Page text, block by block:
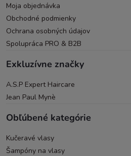
Moja objednávka
Obchodné podmienky
Ochrana osobných údajov
Spolupráca PRO & B2B
Exkluzívne značky
A.S.P Expert Haircare
Jean Paul Mynè
Obľúbené kategórie
Kučeravé vlasy
Šampóny na vlasy